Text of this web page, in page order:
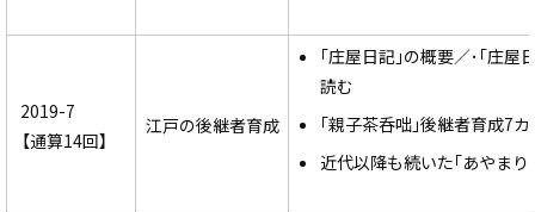
2019-7
【通算14回】
江戸の後継者育成
｢庄屋日記｣の概要／･｢庄屋
読む
｢親子茶呑咄｣後継者育成7カ
近代以降も続いた｢あやまり